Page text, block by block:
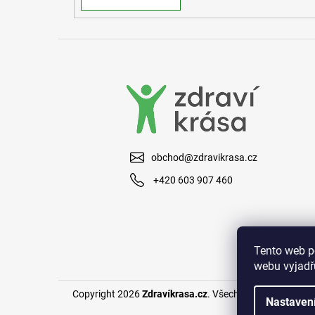
Tento web
webu
obchod@zdravikrasa.cz
+420 603 907 460
Copyright 2026Zdravíkrasa.cz. Všechna práva